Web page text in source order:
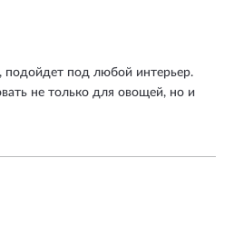
подойдет под любой интерьер.
не только для овощей, но и